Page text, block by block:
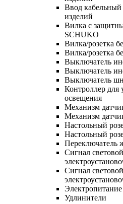
Ввод кабельный
изделий
Вилка с
SCHUKO
Вилка/розетка
Вилка/розетка
Выключатель
Выключатель
Выключатель
Контроллер для
освещения
Механизм
Механизм
Настольный
Настольный
Переключатель
Сигнал
Сигнал
Удлинители